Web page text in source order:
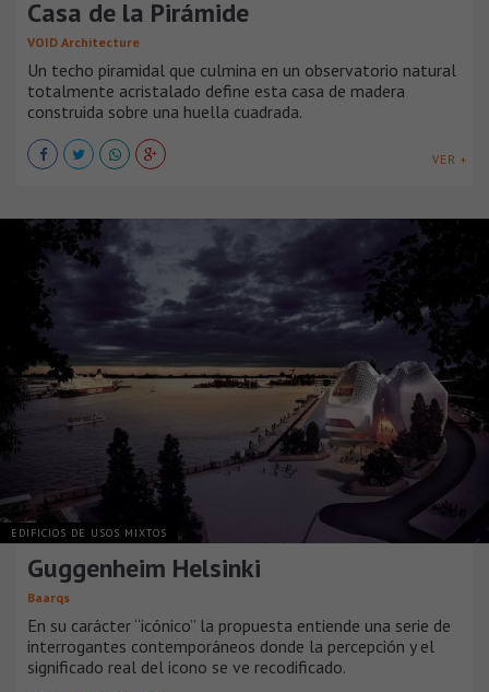
Casa de la Pirámide
VOID Architecture
Un techo piramidal que culmina en un observatorio natural
totalmente acristalado define esta casa de madera
construida sobre una huella cuadrada.
VER +
EDIFICIOS DE USOS MIXTOS
Guggenheim Helsinki
Baarqs
En su carácter “icónico” la propuesta entiende una serie de
interrogantes contemporáneos donde la percepción y el
significado real del icono se ve recodificado.